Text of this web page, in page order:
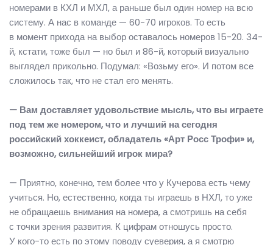
номерами в КХЛ и МХЛ, а раньше был один номер на всю
систему. А нас в команде — 60-70 игроков. То есть
в момент прихода на выбор оставалось номеров 15-20. 34-
й, кстати, тоже был — но был и 86-й, который визуально
выглядел прикольно. Подумал: «Возьму его». И потом все
сложилось так, что не стал его менять.
— Вам доставляет удовольствие мысль, что вы играете
под тем же номером, что и лучший на сегодня
российский хоккеист, обладатель «Арт Росс Трофи» и,
возможно, сильнейший игрок мира?
— Приятно, конечно, тем более что у Кучерова есть чему
учиться. Но, естественно, когда ты играешь в НХЛ, то уже
не обращаешь внимания на номера, а смотришь на себя
с точки зрения развития. К цифрам отношусь просто.
У кого-то есть по этому поводу суеверия, а я смотрю